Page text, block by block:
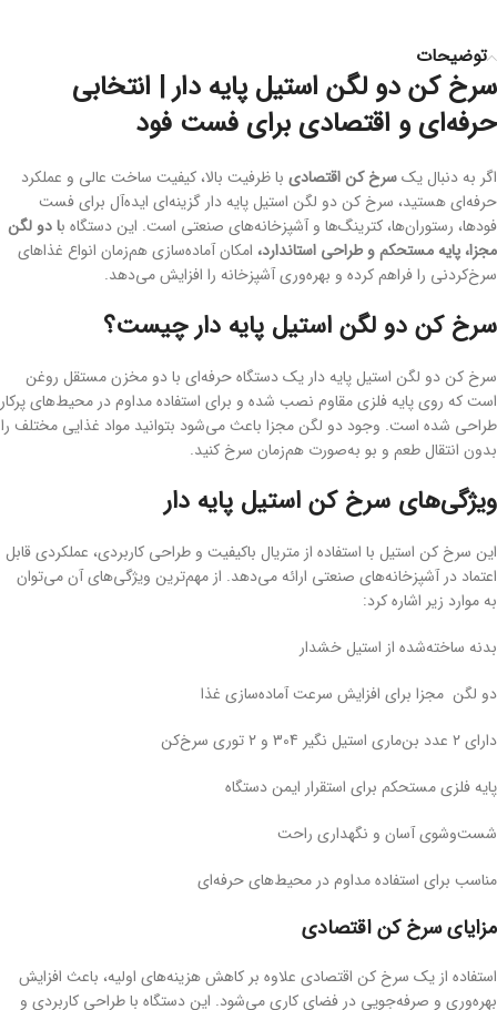
توضیحات
سرخ کن دو لگن استیل پایه دار | انتخابی
حرفه‌ای و اقتصادی برای فست فود
اگر به دنبال یکسرخ کن اقتصادی با ظرفیت بالا، کیفیت ساخت عالی و عملکرد
حرفه‌ای هستید، سرخ کن دو لگن استیل پایه دار گزینه‌ای ایده‌آل برای فست
فودها، رستوران‌ها، کترینگ‌ها و آشپزخانه‌های صنعتی است. این دستگاه با دو لگن
مجزا، پایه مستحکم و طراحی استاندارد، امکان آماده‌سازی هم‌زمان انواع غذاهای
سرخ‌کردنی را فراهم کرده و بهره‌وری آشپزخانه را افزایش می‌دهد.
سرخ کن دو لگن استیل پایه دار چیست؟
سرخ کن دو لگن استیل پایه دار یک دستگاه حرفه‌ای با دو مخزن مستقل روغن
است که روی پایه فلزی مقاوم نصب شده و برای استفاده مداوم در محیط‌های پرکار
طراحی شده است. وجود دو لگن مجزا باعث می‌شود بتوانید مواد غذایی مختلف را
بدون انتقال طعم و بو به‌صورت هم‌زمان سرخ کنید.
ویژگی‌های سرخ کن استیل پایه دار
این سرخ کن استیل با استفاده از متریال باکیفیت و طراحی کاربردی، عملکردی قابل
اعتماد در آشپزخانه‌های صنعتی ارائه می‌دهد. از مهم‌ترین ویژگی‌های آن می‌توان
به موارد زیر اشاره کرد:
بدنه ساخته‌شده از استیل خشدار
دو لگن مجزا برای افزایش سرعت آماده‌سازی غذا
دارای ۲ عدد بن‌ماری استیل نگیر 304 و ۲ توری سرخ‌کن
پایه فلزی مستحکم برای استقرار ایمن دستگاه
شست‌وشوی آسان و نگهداری راحت
مناسب برای استفاده مداوم در محیط‌های حرفه‌ای
مزایای سرخ کن اقتصادی
استفاده از یک سرخ کن اقتصادی علاوه بر کاهش هزینه‌های اولیه، باعث افزایش
بهره‌وری و صرفه‌جویی در فضای کاری می‌شود. این دستگاه با طراحی کاربردی و